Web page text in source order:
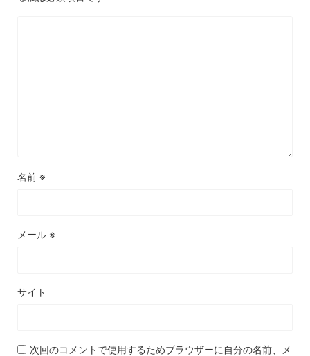
名前 ※
メール ※
サイト
次回のコメントで使用するためブラウザーに自分の名前、メ